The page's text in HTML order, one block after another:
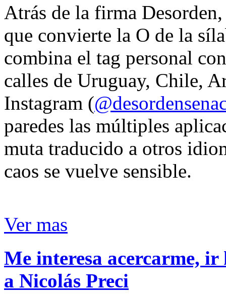
Atrás de la firma
que convierte la O de la
combina el tag personal
calles de Uruguay, Chile,
Instagram (
paredes las múltiples
muta traducido a otros
caos se vuelve sensible.
Ver mas
Me interesa acercarme,
a Nicolás Preci